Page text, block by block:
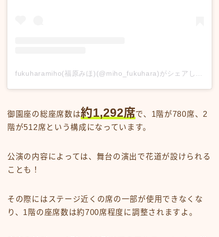
fukuharamiho(福原みほ)(@miho_fukuhara)がシェアした投稿
御園座の総座席数は約1,292席で、1階が780席、2
階が512席という構成になっています。
公演の内容によっては、舞台の演出で花道が設けられる
ことも！
その際にはステージ近くの席の一部が使用できなくな
り、1階の座席数は約700席程度に調整されますよ。